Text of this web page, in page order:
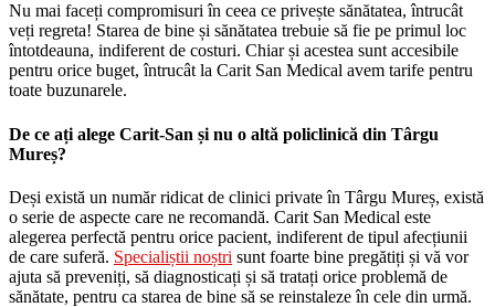
Nu mai faceți compromisuri în ceea ce privește sănătatea, întrucât
veți regreta! Starea de bine și sănătatea trebuie să fie pe primul loc
întotdeauna, indiferent de costuri. Chiar și acestea sunt accesibile
pentru orice buget, întrucât la Carit San Medical avem tarife pentru
toate buzunarele.
De ce ați alege Carit-San și nu o altă policlinică din Târgu
Mureș?
Deși există un număr ridicat de clinici private în Târgu Mureș, există
o serie de aspecte care ne recomandă. Carit San Medical este
alegerea perfectă pentru orice pacient, indiferent de tipul afecțiunii
de care suferă. Specialiștii noștri sunt foarte bine pregătiți și vă vor
ajuta să preveniți, să diagnosticați și să tratați orice problemă de
sănătate, pentru ca starea de bine să se reinstaleze în cele din urmă.